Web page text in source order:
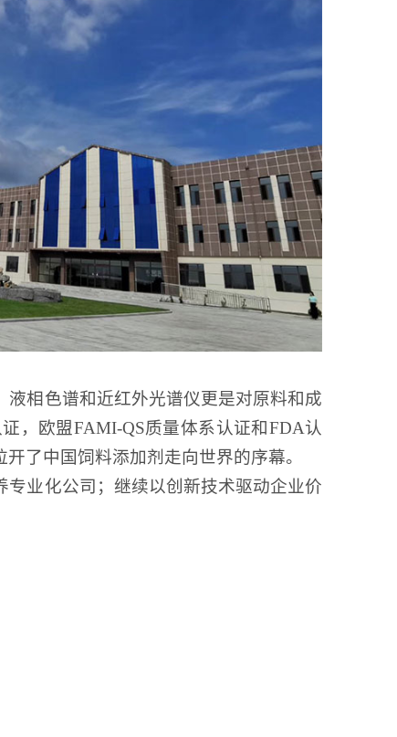
相色谱和近红外光谱仪更是对原料和成
，欧盟FAMI-QS质量体系认证和FDA认
了中国饲料添加剂走向世界的序幕。
业化公司；继续以创新技术驱动企业价